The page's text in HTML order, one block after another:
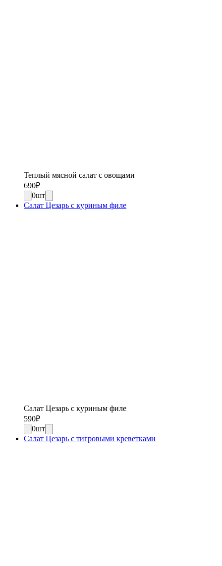
Теплый мясной салат с овощами
690₽
0шт
Салат Цезарь с куриным филе
Салат Цезарь с куриным филе
590₽
0шт
Салат Цезарь с тигровыми креветками